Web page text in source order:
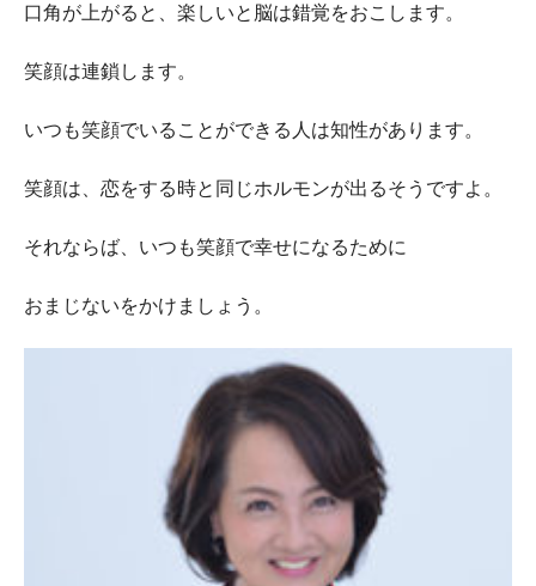
口角が上がると、楽しいと脳は錯覚をおこします。
笑顔は連鎖します。
いつも笑顔でいることができる人は知性があります。
笑顔は、恋をする時と同じホルモンが出るそうですよ。
それならば、いつも笑顔で幸せになるために
おまじないをかけましょう。